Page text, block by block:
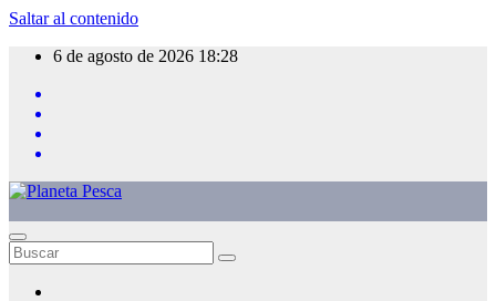
Saltar al contenido
6 de agosto de 2026 18:28